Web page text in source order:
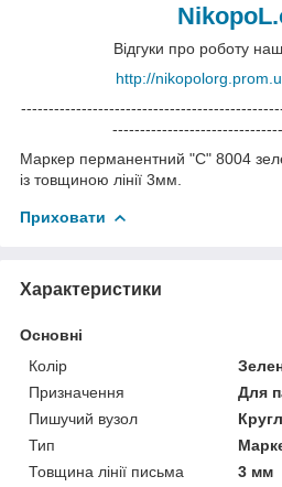
Відгуки про роботу
http://
Маркер перманентний "C" 8004
із товщиною лінії 3мм.
Приховати
Характеристики
Основні
Колір
Призначення
Для
Пишучий вузол
Тип
Товщина лінії письма
3 мм